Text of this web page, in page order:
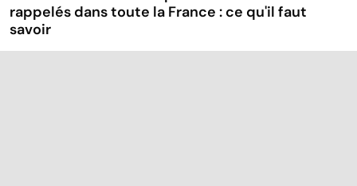
rappelés dans toute la France : ce qu'il faut
savoir